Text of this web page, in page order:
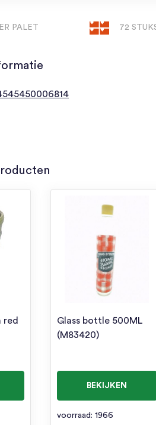
PALET 72
red
Glass bottle 500ML
(M83420)
BEKIJKEN
voorraad: 1966